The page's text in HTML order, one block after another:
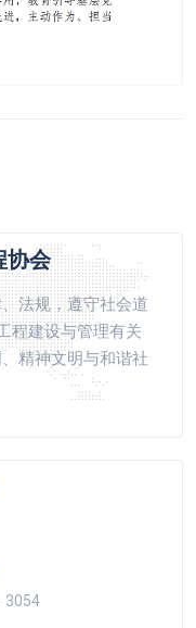
协会
法规，遵守社会道
程建设与管理有关
精神文明与和谐社
3054